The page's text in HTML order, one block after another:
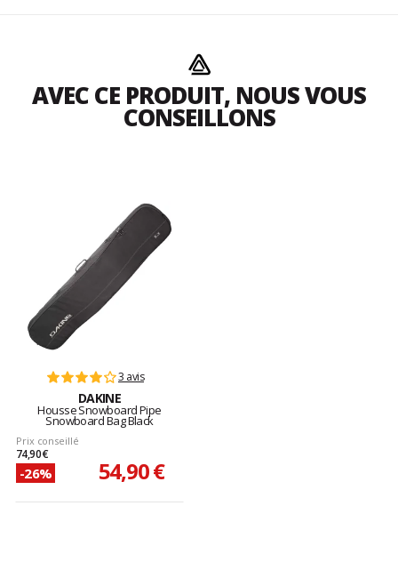
AVEC CE PRODUIT, NOUS VOUS
CONSEILLONS
3 avis
DAKINE
Housse Snowboard Pipe
Snowboard Bag Black
Prix conseillé
74,90 €
-26% 54,90 €